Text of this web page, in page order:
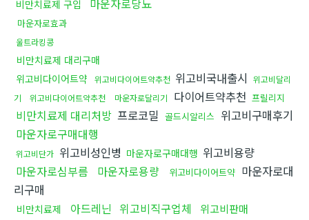
비만치료제 구입 마운자로당뇨
마운자로효과
울트라킹콩
비만치료제 대리구매
위고비다이어트약
위고비다이어트약추천 위고비국내출시 위고비달리
기
위고비다이어트약추천 마운자로달리기 다이어트약추천 프릴리지
비만치료제 대리처방 프로코밀 골드시알리스 위고비구매후기
마운자로구매대행
위고비단가 위고비성인병 마운자로구매대행 위고비용량
마운자로심부름
마운자로용량 위고비다이어트약 마운자로대
리구매
비만치료제 아드레닌 위고비직구업체 위고비판매